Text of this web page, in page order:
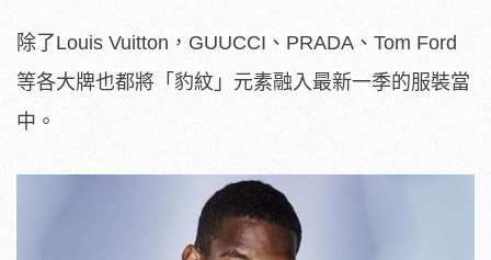
除了Louis Vuitton，GUUCCI、PRADA、Tom Ford
等各大牌也都將「豹紋」元素融入最新一季的服裝當
中。